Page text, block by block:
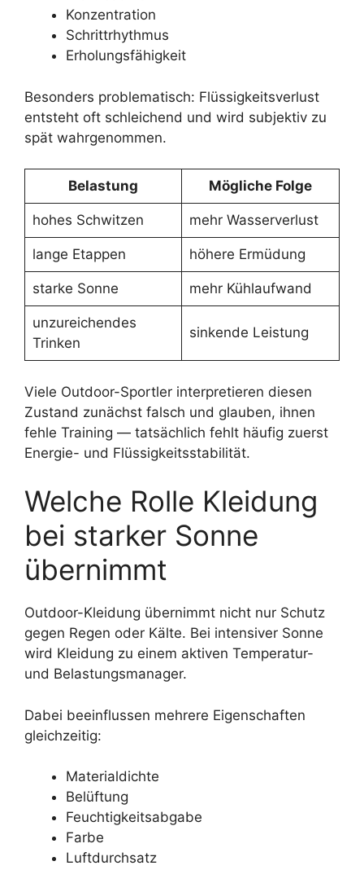
Konzentration
Schrittrhythmus
Erholungsfähigkeit
Besonders problematisch: Flüssigkeitsverlust
entsteht oft schleichend und wird subjektiv zu
spät wahrgenommen.
Belastung Mögliche Folge
hohes Schwitzen mehr Wasserverlust
lange Etappen höhere Ermüdung
starke Sonne mehr Kühlaufwand
unzureichendes
Trinken
sinkende Leistung
Viele Outdoor-Sportler interpretieren diesen
Zustand zunächst falsch und glauben, ihnen
fehle Training — tatsächlich fehlt häufig zuerst
Energie- und Flüssigkeitsstabilität.
Welche Rolle Kleidung
bei starker Sonne
übernimmt
Outdoor-Kleidung übernimmt nicht nur Schutz
gegen Regen oder Kälte. Bei intensiver Sonne
wird Kleidung zu einem aktiven Temperatur-
und Belastungsmanager.
Dabei beeinflussen mehrere Eigenschaften
gleichzeitig:
Materialdichte
Belüftung
Feuchtigkeitsabgabe
Farbe
Luftdurchsatz